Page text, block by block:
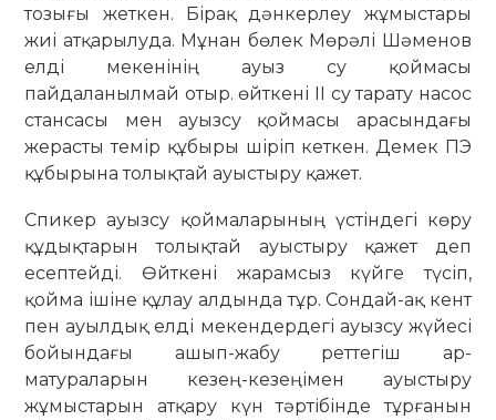
тозығы жеткен. Бірақ дәнкерлеу жұ­мы­с­тары
жиі атқарылуда. Мұнан бөлек Мөрәлі Шәменов
елді мекенінің ауыз су қоймасы
пайдаланылмай отыр. өйт­кені ІІ су тарату насос
стансасы мен ауызсу қоймасы арасындағы
жерасты темір құбыры шіріп кеткен. Демек ПЭ
құбырына толықтай ауыстыру қажет.
Спикер ауызсу қоймаларының үс­тіндегі көру
құдықтарын толықтай ауыс­­тыру қажет деп
есептейді. Өйткені жа­рамсыз күйге түсіп,
қойма ішіне құ­лау алдында тұр. Сондай-ақ кент
пен ауыл­­дық елді мекендердегі ауыз­су жү­йесі
бойындағы ашып-жабу рет­тегіш ар­
матураларын кезең-ке­зеңімен ауыс­тыру
жұмыстарын атқару күн тәр­­ті­бінде тұрғанын